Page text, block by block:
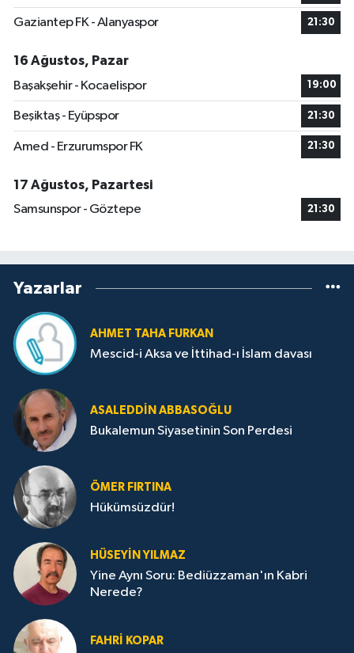
Gaziantep FK - Alanyaspor 21:30
16 Ağustos, Pazar
Başakşehir - Kocaelispor
19:00
Beşiktaş - Eyüpspor 21:30
Amed - Erzurumspor FK 21:30
17 Ağustos, Pazartesi
Samsunspor - Göztepe
21:30
Yazarlar
AHMET TAHA FURKAN
Mescid-i Aksa ve İttihad-ı İslam davası
ASALEDDIN ABBASOĞLU
Bukalemun Siyasetinin Son Perdesi
ÖMER FIRTINA
Hükümsüzdür!
HÜSEYIN YILMAZ
Yine Aynı Soru: Bediüzzaman'ın Kabri
Nerede?
FAHRI KOPAR